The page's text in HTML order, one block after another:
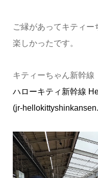
ご縁があってキティー
楽しかったです。
キティーちゃん新幹線
ハローキティ新幹線
(jr-